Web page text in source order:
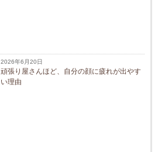
2026年6月20日
頑張り屋さんほど、自分の顔に疲れが出やす
い理由